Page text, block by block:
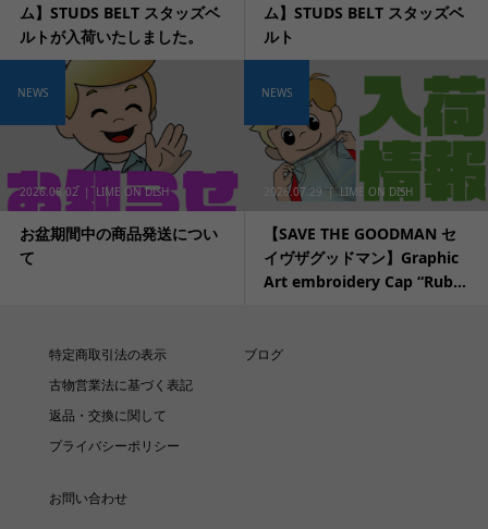
ム】STUDS BELT スタッズベ
ルトが入荷いたしました。
ム】STUDS BELT スタッズベ
ルト
2026.08.02 LIME ON DISH
お盆期間中の商品発送につい
て
NEWS
2026.07.29 LIME ON DISH
【SAVE THE GOODMAN セ
イヴザグッドマン】Graphic
Art embroidery Cap “Rub...
NEWS
特定商取引法の表示
古物営業法に基づく表記
返品・交換に関して
プライバシーポリシー
ブログ
お問い合わせ